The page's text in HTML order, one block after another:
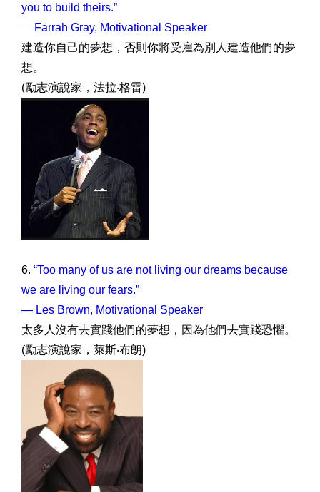
you to build theirs.”
— Farrah Gray, Motivational Speaker
建造你自己的夢想，否則你將受雇為別人建造他們的夢
想。
(勵志演說家，法拉‧格雷)
6. “Too many of us are not living our dreams because
we are living our fears.”
— Les Brown, Motivational Speaker
太多人沒有去實踐他們的夢想，因為他們去實踐恐懼。
(勵志演說家，萊斯‧布朗)